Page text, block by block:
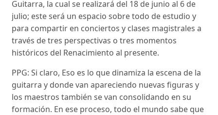
Guitarra, la cual se realizará del 18 de junio al 6 de
julio; este será un espacio sobre todo de estudio y
para compartir en conciertos y clases magistrales a
través de tres perspectivas o tres momentos
históricos del Renacimiento al presente.
PPG: Si claro, Eso es lo que dinamiza la escena de la
guitarra y donde van apareciendo nuevas figuras y
los maestros también se van consolidando en su
formación. En ese proceso, todo el mundo sabe que